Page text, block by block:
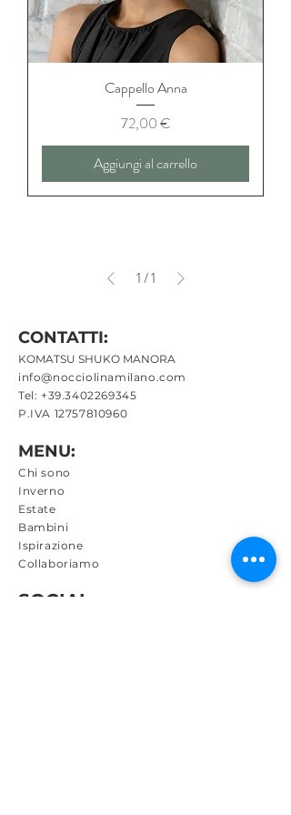
Cappello Anna
Prezzo
72,00 €
Aggiungi al carrello
1/1
CONTATTI:
KOMATSU SHUKO MANORA
info@nocciolinamilano.com
Tel: +39.3402269345
P.IVA 12757810960
MENU:
Chi sono
Inverno
Estate
Bambini
Ispirazione
Collaboriamo
SOCIAL: